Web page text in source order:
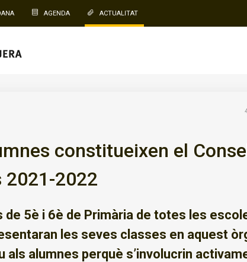
AGENDA ACTUALITAT
constitueixen el
2021-2022
de 5è i 6è de Primària de totes les
les seves classes en aquest
als alumnes perquè s’involucrin